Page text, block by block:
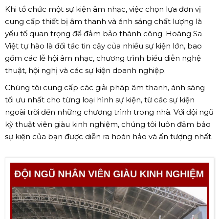
Khi tổ chức một sự kiện âm nhạc, việc chọn lựa đơn vị
cung cấp thiết bị âm thanh và ánh sáng chất lượng là
yếu tố quan trọng để đảm bảo thành công. Hoàng Sa
Việt tự hào là đối tác tin cậy của nhiều sự kiện lớn, bao
gồm các lễ hội âm nhạc, chương trình biểu diễn nghệ
thuật, hội nghị và các sự kiện doanh nghiệp.
Chúng tôi cung cấp các giải pháp âm thanh, ánh sáng
tối ưu nhất cho từng loại hình sự kiện, từ các sự kiện
ngoài trời đến những chương trình trong nhà. Với đội ngũ
kỹ thuật viên giàu kinh nghiệm, chúng tôi luôn đảm bảo
sự kiện của bạn được diễn ra hoàn hảo và ấn tượng nhất.